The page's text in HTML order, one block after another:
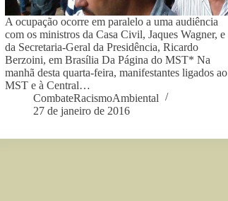
A ocupação ocorre em paralelo a uma audiência
com os ministros da Casa Civil, Jaques Wagner, e
da Secretaria-Geral da Presidência, Ricardo
Berzoini, em Brasília Da Página do MST* Na
manhã desta quarta-feira, manifestantes ligados ao
MST e à Central…
CombateRacismoAmbiental
27 de janeiro de 2016